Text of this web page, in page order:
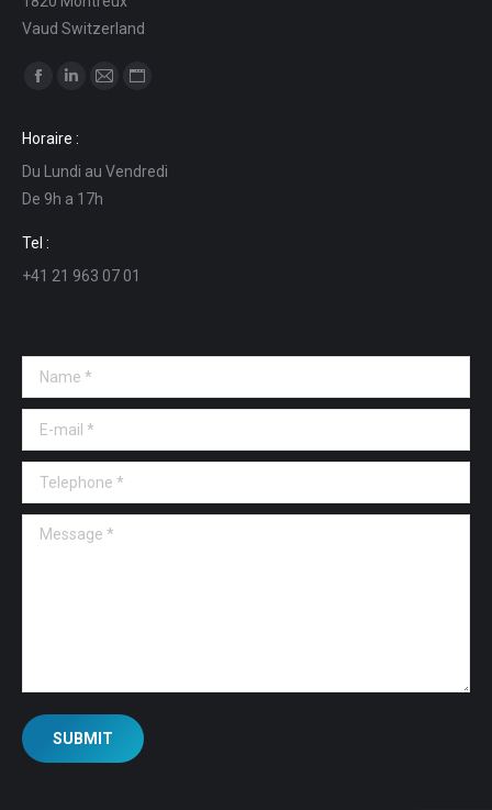
Vaud Switzerland
Find us on:
opens
in
new
window
opens
in
new
in
in
Horaire :
Du Lundi au Vendredi
De 9h a 17h
Tel :
+41 21 963 07 01
Name *
E-mail *
Telephone *
Message *
SUBMIT